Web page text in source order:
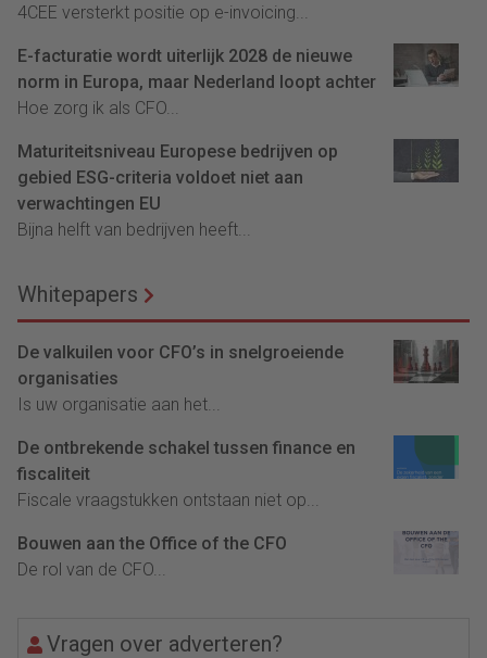
4CEE versterkt positie op e-invoicing...
E-facturatie wordt uiterlijk 2028 de nieuwe
norm in Europa, maar Nederland loopt achter
Hoe zorg ik als CFO...
Maturiteitsniveau Europese bedrijven op
gebied ESG-criteria voldoet niet aan
verwachtingen EU
Bijna helft van bedrijven heeft...
Whitepapers
De valkuilen voor CFO’s in snelgroeiende
organisaties
Is uw organisatie aan het...
De ontbrekende schakel tussen finance en
fiscaliteit
Fiscale vraagstukken ontstaan niet op...
Bouwen aan the Office of the CFO
De rol van de CFO...
Vragen over adverteren?